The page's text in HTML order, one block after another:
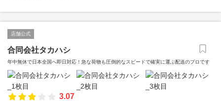
店舗公式
合同会社タカハシ
年中無休で日本全国へ即日対応！急な荷物も圧倒的なスピードで確実に運ぶ配送のプロです
3.07